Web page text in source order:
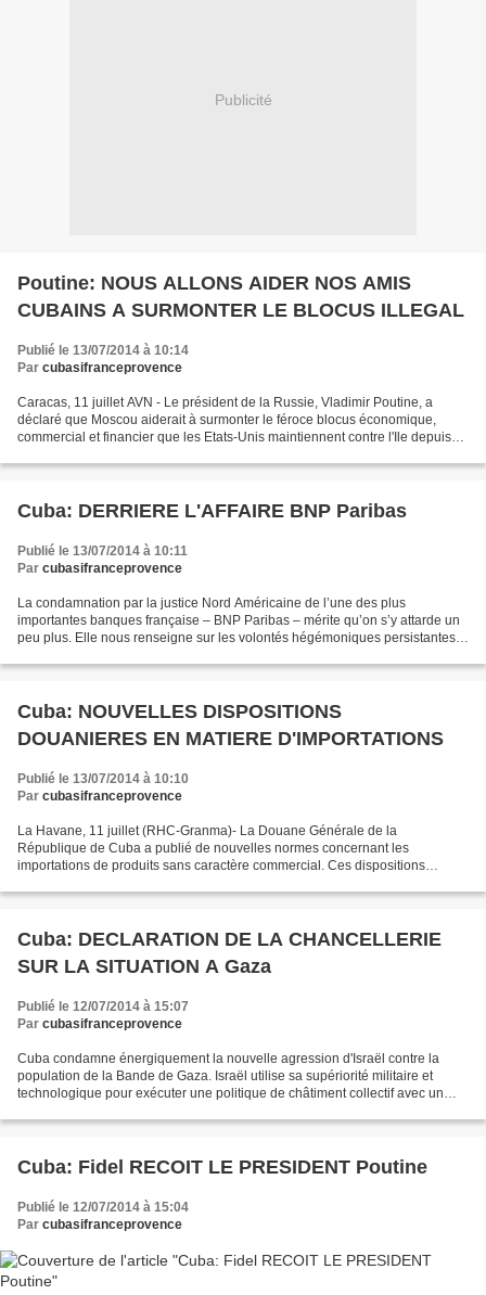
Publicité
Poutine: NOUS ALLONS AIDER NOS AMIS
CUBAINS A SURMONTER LE BLOCUS ILLEGAL
Publié le 13/07/2014 à 10:14
Par cubasifranceprovence
Caracas, 11 juillet AVN - Le président de la Russie, Vladimir Poutine, a
déclaré que Moscou aiderait à surmonter le féroce blocus économique,
commercial et financier que les Etats-Unis maintiennent contre l'Ile depuis
Cuba: DERRIERE L'AFFAIRE BNP Paribas
Publié le 13/07/2014 à 10:11
Par cubasifranceprovence
La condamnation par la justice Nord Américaine de l’une des plus
importantes banques française – BNP Paribas – mérite qu’on s’y attarde un
peu plus. Elle nous renseigne sur les volontés hégémoniques persistantes
Cuba: NOUVELLES DISPOSITIONS
DOUANIERES EN MATIERE D'IMPORTATIONS
Publié le 13/07/2014 à 10:10
Par cubasifranceprovence
La Havane, 11 juillet (RHC-Granma)- La Douane Générale de la
République de Cuba a publié de nouvelles normes concernant les
importations de produits sans caractère commercial. Ces dispositions
Cuba: DECLARATION DE LA CHANCELLERIE
SUR LA SITUATION A Gaza
Publié le 12/07/2014 à 15:07
Par cubasifranceprovence
Cuba condamne énergiquement la nouvelle agression d'Israël contre la
population de la Bande de Gaza. Israël utilise sa supériorité militaire et
technologique pour exécuter une politique de châtiment collectif avec un
Cuba: Fidel RECOIT LE PRESIDENT Poutine
Publié le 12/07/2014 à 15:04
Par cubasifranceprovence